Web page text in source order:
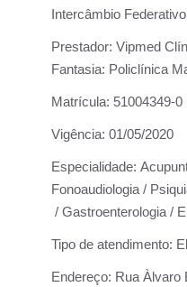
Intercâmbio
Prestador: Vipmed
Fantasia: Policlínica
Matrícula: 51004349-0
Vigência: 01/05/2020
Especialidade:
Fonoaudiologia /
/ Gastroenterologia /
Tipo de atendimento:
Endereço: Rua Àlvaro